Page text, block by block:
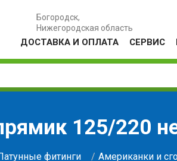
Богородск,
Нижегородская область
ДОСТАВКА И ОПЛАТА СЕРВИС
125/220
фитинги Американки и